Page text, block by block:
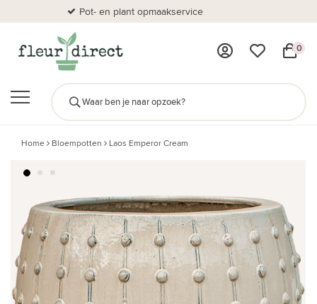
Pot- en plant opmaakservice
0
Home Bloempotten Laos Emperor Cream